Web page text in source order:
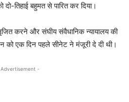
तिहाई बहुमत से पारित कर दिया।
करने और संघीय संवैधानिक न्यायालय की
को एक दिन पहले सीनेट ने मंजूरी दे दी थी।
-